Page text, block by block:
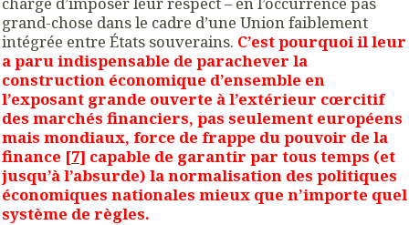
grand-chose dans le cadre d’une Union faiblement
intégrée entre États souverains. C’est pourquoi il leur
a paru indispensable de parachever la
construction économique d’ensemble en
l’exposant grande ouverte à l’extérieur cœrcitif
des marchés financiers, pas seulement européens
mais mondiaux, force de frappe du pouvoir de la
finance [7] capable de garantir par tous temps (et
jusqu’à l’absurde) la normalisation des politiques
économiques nationales mieux que n’importe quel
système de règles.